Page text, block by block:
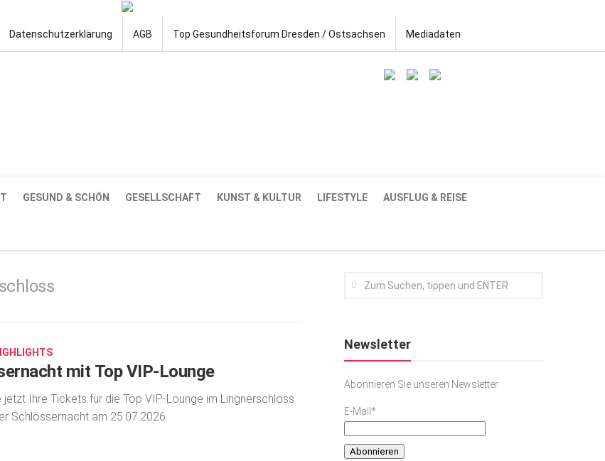
Datenschutzerklärung AGB Top Gesundheitsforum Dresden / Ostsachsen Mediadaten
GESUND & SCHÖN GESELLSCHAFT KUNST & KULTUR LIFESTYLE AUSFLUG & REISE
mit Top VIP-Lounge
jetzt Ihre Tickets für die Top VIP-Lounge im Lingnerschloss
Schlössernacht am 25.07.2026.
Newsletter
Abonnieren Sie unseren Newsletter
E-Mail*